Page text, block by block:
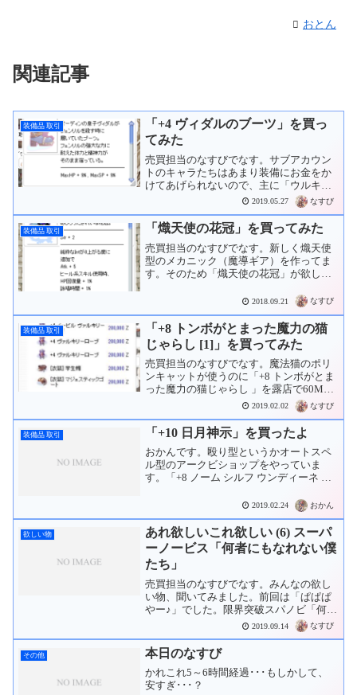
おとん
関連記事
装備品 取引
「+4 ヴィダルのブーツ」を買っ
てみた
売買担当のなすびでなす。サブアカウン
トのキャラたちはあまり装備にお金をか
けてあげられないので、主に「ウルキャ
ップ」「オーディンの祝福」「ヴァーリ
のマント」「ヴィダルのブーツ」のヘル
モードセット①を使っています。「+4 ロ
ーレベル ヴィダルの...
2019.05.27 なすび
装備品 取引 「熾天使の花冠」を買ってみた
売買担当のなすびでなす。新しく熾天使
型のメカニック（魔導ギア）を作ってま
す。そのため「熾天使の花冠」が欲しい
ってくれる方現る！65Mzで購入！熾天使
でﾅｽｰ！
2018.09.21 なすび
装備品 取引
「+8 トンボがとまった魔力の猫
じゃらし [1]」を買ってみた
売買担当のなすびでなす。魔法猫のポリ
ンキャットが使うのに「+8 トンボがとま
った魔力の猫じゃらし 」を露店で60Mz
で購入。ただでさえマタタビランス強い
のに、これ以上火力あげられると、物理
猫の肩身が狭い…。
2019.02.02 なすび
装備品 取引 「+10 日月神示」を買ったよ
おかんです。殴り型というかオートスペ
ル型のアークビショップをやっていま
す。「+8 ノーム シルフ ウンディーネ サ
が…。+10だと更にメテオストームの発動
Lvと発動率が上がるというので欲しくな
ってしま...
2019.02.24 おかん
欲しい物
あれ欲しいこれ欲しい (6) スーパ
ーノービス「何者にもなれない僕
たち」
売買担当のなすびでなす。みんなの欲し
い物、聞いてみました。前回は「ぱぱぱ
やー♪」でした。限界突破スパノビ「何者
にもなれない僕たち」「何者にもならな
い」を選んだスーパーノービス。現在の
装備 「+7 レインボウ 」 / 10Mz 「ヴァル
ハラア...
2019.09.14 なすび
その他 本日のなすび
かれこれ5～6時間経過･･･もしかして、
安すぎ･･･？